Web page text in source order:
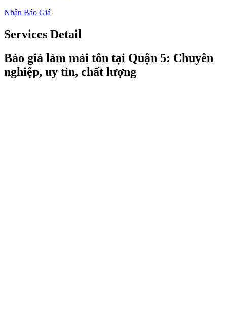
Nhận Báo Giá
Services Detail
Báo giá làm mái tôn tại Quận 5: Chuyên
nghiệp, uy tín, chất lượng